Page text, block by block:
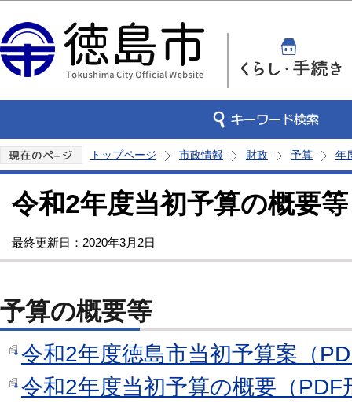
トップページ 市政情報 財政 予算 年
令和2年度当初予算の概要等
最終更新日：2020年3月2日
予算の概要等
令和2年度徳島市当初予算案（
令和2年度当初予算の概要（PDF